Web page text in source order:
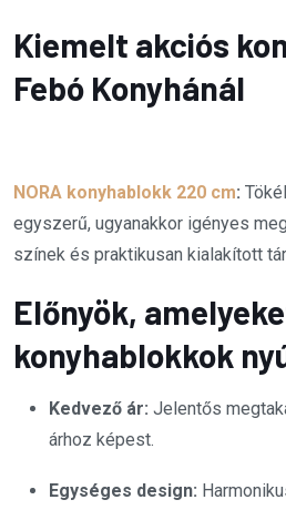
Kiemelt akciós
Febó Konyhánál
NORA konyhablokk 220 cm:
egyszerű, ugyanakkor igényes
színek és praktikusan kialakított
Előnyök,
konyhablokkok
Kedvező ár: Jelentős
árhoz képest.
Egységes design: